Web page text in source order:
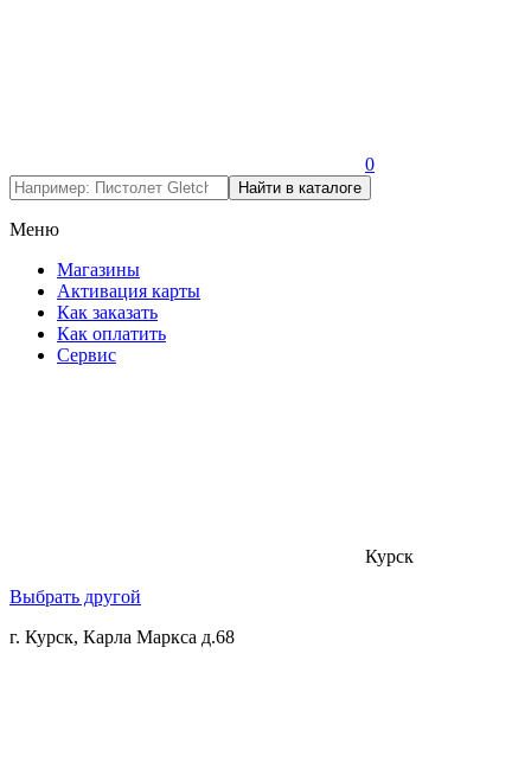
0
Меню
Магазины
Активация карты
Как заказать
Как оплатить
Сервис
Курск
Выбрать другой
г. Курск, Карла Маркса д.68